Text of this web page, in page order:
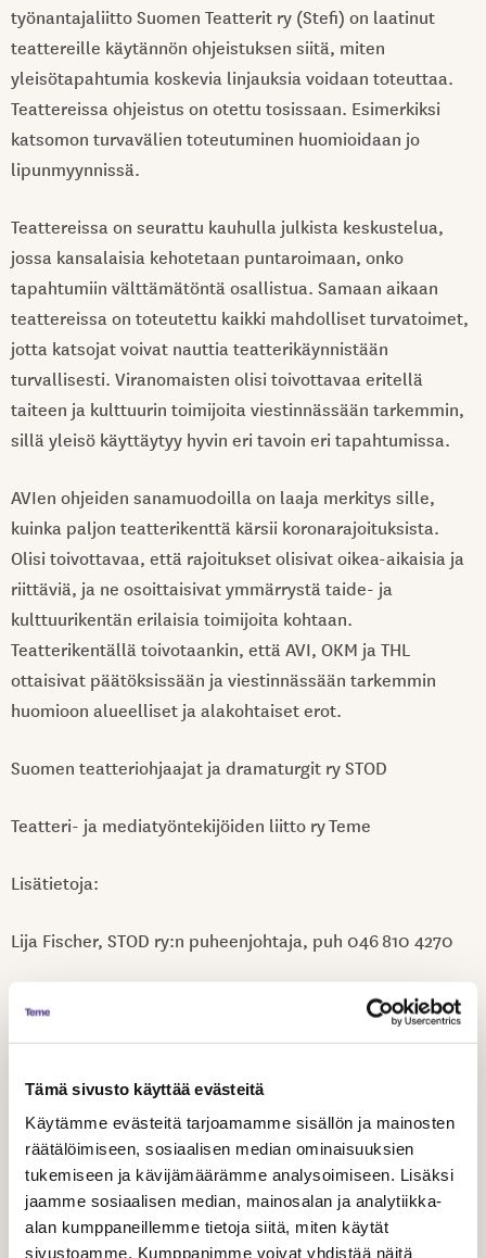
Tämä sivusto käyttää evästeitä
Käytämme evästeitä tarjoamamme sisällön ja mainosten
räätälöimiseen, sosiaalisen median ominaisuuksien
tukemiseen ja kävijämäärämme analysoimiseen. Lisäksi
jaamme sosiaalisen median, mainosalan ja analytiikka-
alan kumppaneillemme tietoja siitä, miten käytät
sivustoamme. Kumppanimme voivat yhdistää näitä
työnantajaliitto Suomen Teatterit ry (Stefi) on laatinut
teattereille käytännön ohjeistuksen siitä, miten
yleisötapahtumia koskevia linjauksia voidaan toteuttaa.
Teattereissa ohjeistus on otettu tosissaan. Esimerkiksi
katsomon turvavälien toteutuminen huomioidaan jo
lipunmyynnissä.
Teattereissa on seurattu kauhulla julkista keskustelua,
jossa kansalaisia kehotetaan puntaroimaan, onko
tapahtumiin välttämätöntä osallistua. Samaan aikaan
teattereissa on toteutettu kaikki mahdolliset turvatoimet,
jotta katsojat voivat nauttia teatterikäynnistään
turvallisesti. Viranomaisten olisi toivottavaa eritellä
taiteen ja kulttuurin toimijoita viestinnässään tarkemmin,
sillä yleisö käyttäytyy hyvin eri tavoin eri tapahtumissa.
AVIen ohjeiden sanamuodoilla on laaja merkitys sille,
kuinka paljon teatterikenttä kärsii koronarajoituksista.
Olisi toivottavaa, että rajoitukset olisivat oikea-aikaisia ja
riittäviä, ja ne osoittaisivat ymmärrystä taide- ja
kulttuurikentän erilaisia toimijoita kohtaan.
Teatterikentällä toivotaankin, että AVI, OKM ja THL
ottaisivat päätöksissään ja viestinnässään tarkemmin
huomioon alueelliset ja alakohtaiset erot.
Suomen teatteriohjaajat ja dramaturgit ry STOD
Teatteri- ja mediatyöntekijöiden liitto ry Teme
Lisätietoja:
Lija Fischer, STOD ry:n puheenjohtaja, puh 046 810 4270
Karola Baran, Temen toiminnanjohtaja ja lakimies, puh
Jaa artikkeli